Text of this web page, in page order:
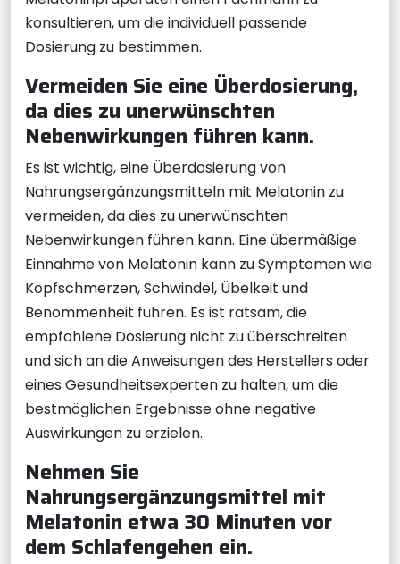
konsultieren, um die individuell passende
Dosierung zu bestimmen.
Vermeiden Sie eine Überdosierung,
da dies zu unerwünschten
Nebenwirkungen führen kann.
Es ist wichtig, eine Überdosierung von
Nahrungsergänzungsmitteln mit Melatonin zu
vermeiden, da dies zu unerwünschten
Nebenwirkungen führen kann. Eine übermäßige
Einnahme von Melatonin kann zu Symptomen wie
Kopfschmerzen, Schwindel, Übelkeit und
Benommenheit führen. Es ist ratsam, die
empfohlene Dosierung nicht zu überschreiten
und sich an die Anweisungen des Herstellers oder
eines Gesundheitsexperten zu halten, um die
bestmöglichen Ergebnisse ohne negative
Auswirkungen zu erzielen.
Nehmen Sie
Nahrungsergänzungsmittel mit
Melatonin etwa 30 Minuten vor
dem Schlafengehen ein.